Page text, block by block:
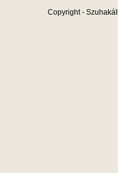
Copyright -